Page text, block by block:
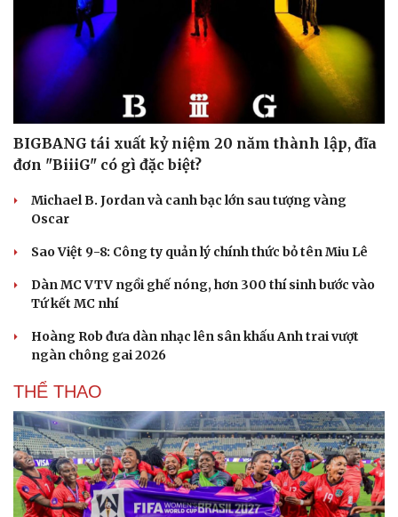
Hạt giống tâm hồn
BIGBANG tái xuất kỷ niệm 20 năm thành lập, đĩa
đơn "BiiiG" có gì đặc biệt?
Michael B. Jordan và canh bạc lớn sau tượng vàng
Oscar
Sao Việt 9-8: Công ty quản lý chính thức bỏ tên Miu Lê
Dàn MC VTV ngồi ghế nóng, hơn 300 thí sinh bước vào
Tứ kết MC nhí
Hoàng Rob đưa dàn nhạc lên sân khấu Anh trai vượt
ngàn chông gai 2026
THỂ THAO